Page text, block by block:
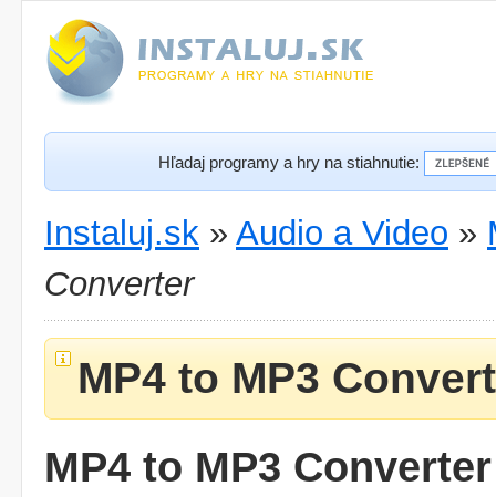
Hľadaj programy a hry na stiahnutie:
Instaluj.sk » Audio a Video »
Converter
MP4 to MP3
MP4 to MP3